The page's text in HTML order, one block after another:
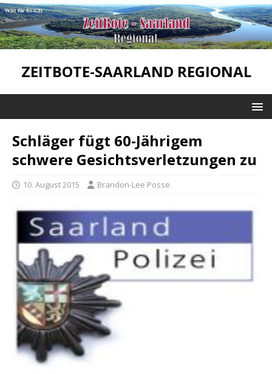
ZEITBOTE-SAARLAND REGIONAL
Schläger fügt 60-Jährigem
schwere Gesichtsverletzungen zu
10. August 2015 Brandon-Lee Posse